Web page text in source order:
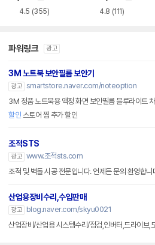
0DVD-RW
4.5 (355) 4.8 (111)
파워링크 광고
3M 노트북 보안필름 보안기
광고 smartstore.naver.com/noteoption
3M 정품 노트북용 액정 화면 보안필름 블루라이트
할인 스토어 찜 추가 할인
조적STS
광고 www.조적sts.com
조적 및 벽돌 시공 전문입니다. 언제든 문의 환영합니
산업용장비수리,수입판매
광고
blog.naver.com/skyu0021
산업장비/산업용 시스템수리/점검,인버터,드라이브,